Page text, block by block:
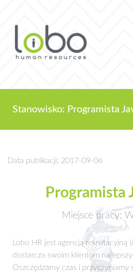
Stanowisko: Programista
Data publikacji: 2017-09-06
Programista
Miejsce pracy:
Lobo HR jest agencją rekrutacyjną
dostarcza swoim klientom
Oszczędzamy czas i przyczyniamy